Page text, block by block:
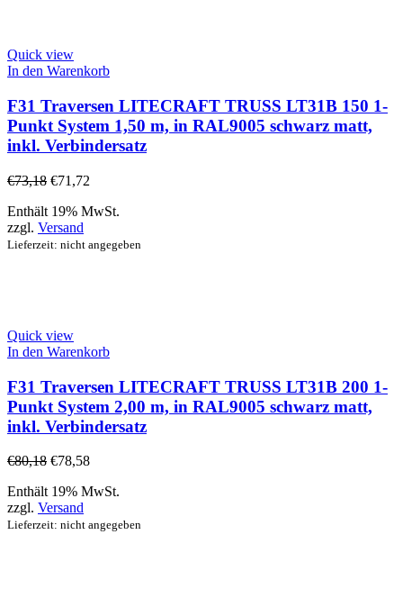
Quick view
In den Warenkorb
F31 Traversen LITECRAFT TRUSS LT31B 150 1-
Punkt System 1,50 m, in RAL9005 schwarz matt,
inkl. Verbindersatz
€73,18 €71,72
Enthält 19% MwSt.
zzgl. Versand
Lieferzeit: nicht angegeben
Quick view
In den Warenkorb
F31 Traversen LITECRAFT TRUSS LT31B 200 1-
Punkt System 2,00 m, in RAL9005 schwarz matt,
inkl. Verbindersatz
€80,18 €78,58
Enthält 19% MwSt.
zzgl. Versand
Lieferzeit: nicht angegeben